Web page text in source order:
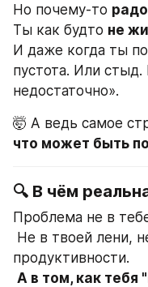
Но почему-то
Ты как будто не
И даже когда ты
пустота. Или
недостаточно».
🤯 А ведь самое
что может быть
🔍 В чём
Проблема не в
продуктивности.
А в том, как тебя